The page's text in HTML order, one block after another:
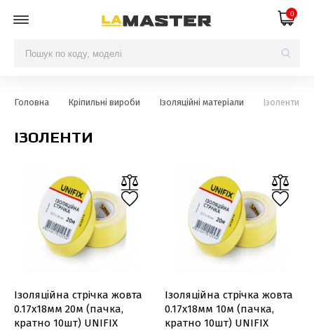
0
Головна Кріпильні вироби Ізоляційні матеріали Ізоленти
ІЗОЛЕНТИ
Ізоляційна стрiчка жовта
0.17х18мм 20м (пачка,
кратно 10шт) UNIFIX
Ізоляційна стрiчка жовта
0.17х18мм 10м (пачка,
кратно 10шт) UNIFIX